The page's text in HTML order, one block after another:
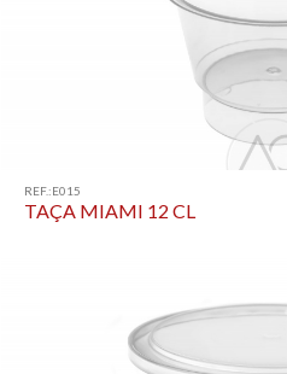
REF.:E015
TAÇA MIAMI 12 CL